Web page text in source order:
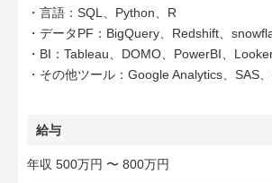
・言語：SQL、Python、R
・データPF：BigQuery、Redshift、
・BI：Tableau、DOMO、PowerBI、
・その他ツール：Google Analytics、SAS
給与
年収 500万円 〜 800万円